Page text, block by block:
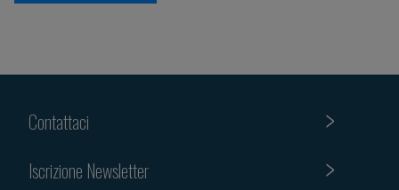
Contattaci
Iscrizione Newsletter